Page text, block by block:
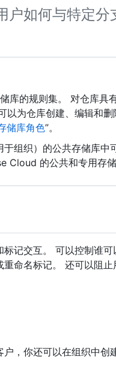
户如何与特定分
库的规则集。 对仓库具
以为仓库创建、编辑和
储库角色”。
组织）的公共存储库中
的公共和专用存储
记交互。 可以控制谁
命名标记。 还可以阻
，你还可以在组织中创